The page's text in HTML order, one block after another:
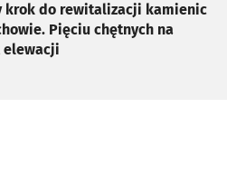
krok do rewitalizacji kamienic
Pięciu chętnych na
elewacji